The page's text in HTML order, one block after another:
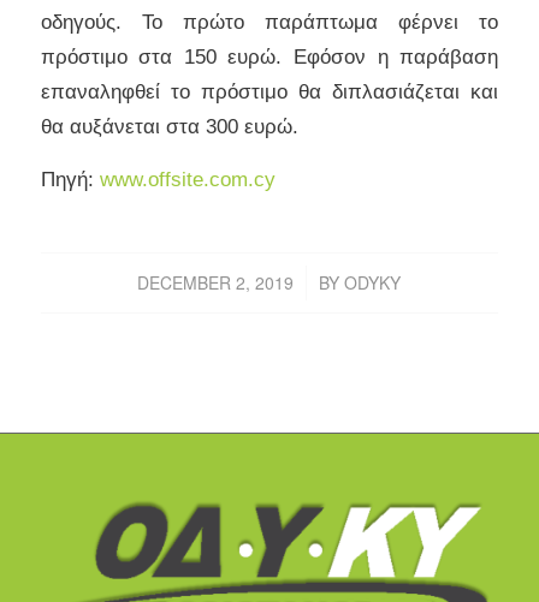
οδηγούς. Το πρώτο παράπτωμα φέρνει το
πρόστιμο στα 150 ευρώ. Εφόσον η παράβαση
επαναληφθεί το πρόστιμο θα διπλασιάζεται και
θα αυξάνεται στα 300 ευρώ.
Πηγή: www.offsite.com.cy
DECEMBER 2, 2019
/ BYODYKY